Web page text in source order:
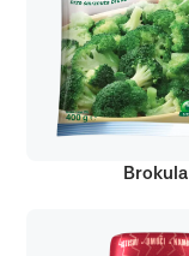
Brokula